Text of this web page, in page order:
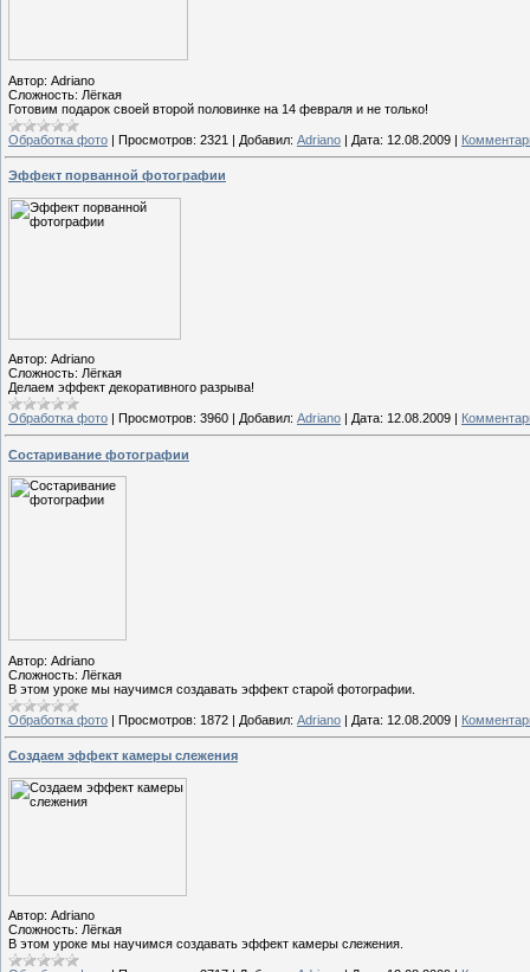
Автор: Adriano
Сложность: Лёгкая
Готовим подарок своей второй половинке на 14 февраля и не только!
Обработка фото | Просмотров: 2321 | Добавил: Adriano | Дата: 12.08.2009 |
Эффект порванной фотографии
Автор: Adriano
Сложность: Лёгкая
Делаем эффект декоративного разрыва!
Обработка фото | Просмотров: 3960 | Добавил: Adriano | Дата: 12.08.2009 |
Состаривание фотографии
Автор: Adriano
Сложность: Лёгкая
В этом уроке мы научимся создавать эффект старой фотографии.
Обработка фото | Просмотров: 1872 | Добавил: Adriano | Дата: 12.08.2009 |
Cоздаем эффект камеры слежения
Автор: Adriano
Сложность: Лёгкая
В этом уроке мы научимся создавать эффект камеры слежения.